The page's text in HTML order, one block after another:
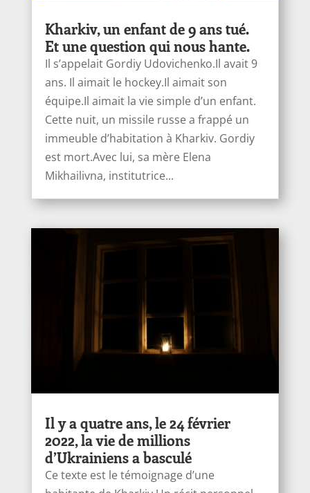
Kharkiv, un enfant de 9 ans tué.
Et une question qui nous hante.
Il s’appelait Gordiy Udovichenko.Il avait 9
ans. Il aimait le hockey.Il aimait son
équipe.Il aimait la vie simple d’un enfant.
Cette nuit, un missile russe a frappé un
immeuble d’habitation à Kharkiv. Gordiy
est mort.Avec lui, sa mère Elena
Mikhailivna, institutrice...
Il y a quatre ans, le 24 février
2022, la vie de millions
d’Ukrainiens a basculé
Ce texte est le témoignage d’une